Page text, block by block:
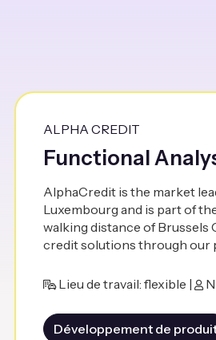
ALPHA CREDIT
Functional
AlphaCredit is the market
Luxembourg and is part of
walking distance of Brussels
credit solutions through our
Lieu de travail: flexible |
Développement de